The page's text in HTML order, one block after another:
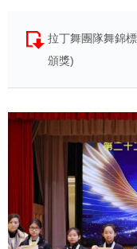
拉丁舞團隊舞錦
頒獎)